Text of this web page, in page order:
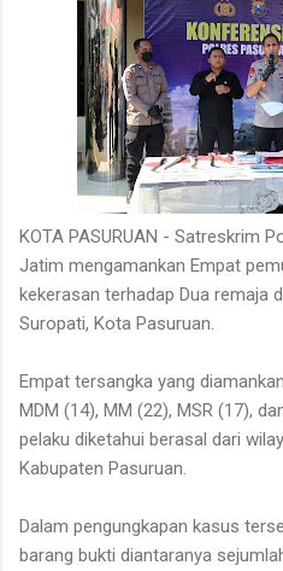
KOTA PASURUAN - Satreskrim
Jatim mengamankan Empat
kekerasan terhadap Dua remaja
Suropati, Kota Pasuruan.
Empat tersangka yang
MDM (14), MM (22), MSR (17),
pelaku diketahui berasal dari
Kabupaten Pasuruan.
Dalam pengungkapan kasus
barang bukti diantaranya